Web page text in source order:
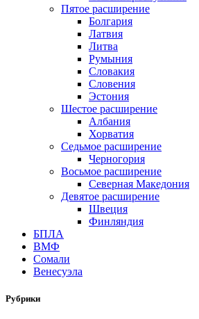
Пятое расширение
Болгария
Латвия
Литва
Румыния
Словакия
Словения
Эстония
Шестое расширение
Албания
Хорватия
Седьмое расширение
Черногория
Восьмое расширение
Северная Македония
Девятое расширение
Швеция
Финляндия
БПЛА
ВМФ
Сомали
Венесуэла
Рубрики